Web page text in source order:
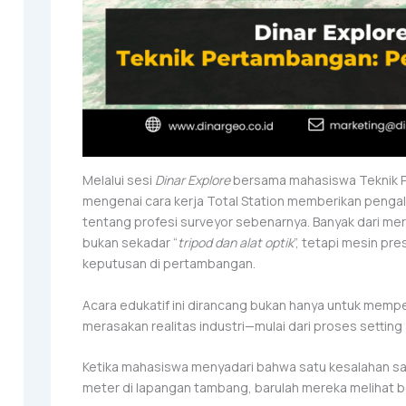
Melalui sesi Dinar Explorebersama mahasiswa Teknik
mengenai cara kerja Total Station memberikan
tentang profesi surveyor sebenarnya. Banyak dari
bukan sekadar “tripod dan alat optik”, tetapi mesin
keputusan di pertambangan.
Acara edukatif ini dirancang bukan hanya untuk
merasakan realitas industri—mulai dari proses
Ketika mahasiswa menyadari bahwa satu kesalahan
meter di lapangan tambang, barulah mereka melihat